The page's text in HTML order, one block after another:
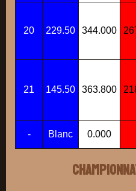
20 229.50 344.000
21 145.50 363.800
- Blanc 0.000